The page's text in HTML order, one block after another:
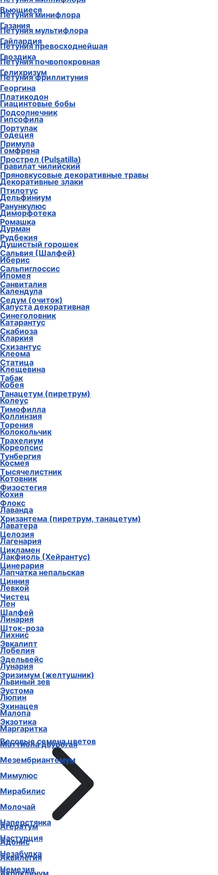
Петуния минифлора
Петуния мультифлора
Петуния превосходнейшая
Петуния почвопокровная
Петуния фриллитуния
Платикодон
Подсолнечник
Портулак
Примула
Прострел (Pulsatilla)
Пряновкусовые декоративные травы
Птилотус
Ранункулюс
Ромашка
Рудбекия
Сальвия (Шалфей)
Сальпиглоссис
Санвиталия
Седум (очиток)
Синеголовник
Скабиоза
Схизантус
Статица
Табак
Танацетум (пиретрум)
Тимофилла
Торения
Трахелиум
Тунбергия
Тысячелистник
Физостегия
Флокс
Хризантема (пиретрум, танацетум)
Целозия
Цикламен
Цинерария
Цинния
Чистец
Шалфей
Шток-роза
Эвкалипт
Эдельвейс
Эризимум (желтушник)
Эустома
Эхинацея
Экзотика
Весовые семена цветов
Агератум
Адонис
Аквилегия
Акроклинум
Вьющиеся
Газания
Гайлардия
Гвоздика
Гелихризум
Георгина
Гиацинтовые бобы
Гипсофила
Годеция
Гомфрена
Гравилат чилийский
Декоративные злаки
Дельфиниум
Диморфотека
Дурман
Душистый горошек
Иберис
Ипомея
Календула
Капуста декоративная
Катарантус
Кларкия
Клеома
Клещевина
Кобея
Колеус
Коллинзия
Колокольчик
Кореопсис
Космея
Котовник
Кохия
Лаванда
Лаватера
Лагенария
Лакфиоль (Хейрантус)
Лапчатка непальская
Левкой
Лен
Линария
Лихнис
Лобелия
Лунария
Львиный зев
Люпин
Малопа
Маргаритка
Маттиола двурогая
Мезембриантемум
Мимулюс
Мирабилис
Молочай
Наперстянка
Настурция
Незабудка
Немезия